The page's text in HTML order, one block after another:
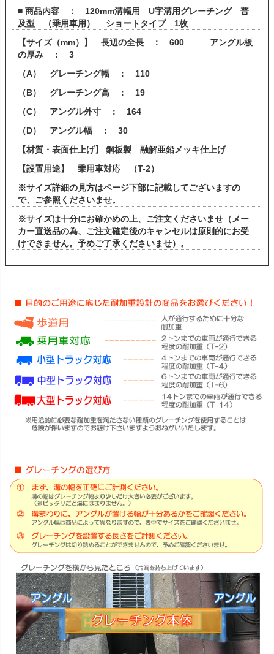
■ 商品内容 ： 120mm溝幅用 U字溝用グレーチング 普
及型 （乗用車用） ショートタイプ 1枚
【サイズ（mm）】 長辺の全長 ： 600 アングル板
の厚み ： 3
（A） グレーチング幅 ： 110
（B） グレーチング高 ： 19
（C） アングル外寸 ： 164
（D） アングル幅 ： 30
【材質・表面仕上げ】 鋼板製 融解亜鉛メッキ仕上げ
【設置用途】 乗用車対応 （T-2）
※サイズ詳細の見方はページ下部に記載してございますの
で、ご参照くださいませ。
※サイズは十分にお確かめの上、ご注文くださいませ（メー
カー直送品の為、ご注文確定後のキャンセルは原則的にお受
けできません。予めご了承くださいませ）。